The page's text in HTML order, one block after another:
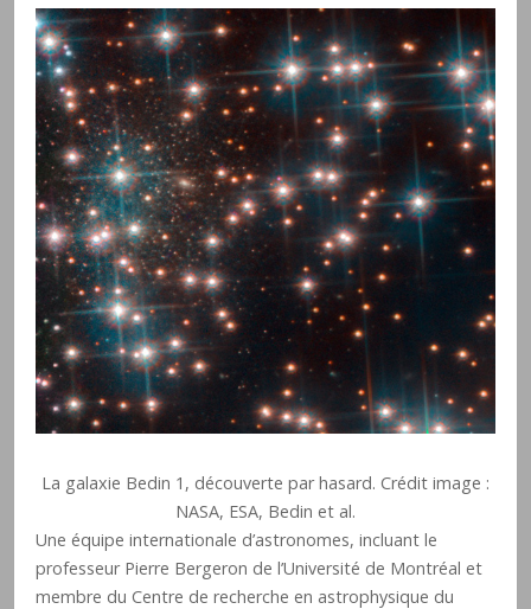
La galaxie Bedin 1, découverte par hasard. Crédit image :
NASA, ESA, Bedin et al.
Une équipe internationale d’astronomes, incluant le
professeur Pierre Bergeron de l’Université de Montréal et
membre du Centre de recherche en astrophysique du